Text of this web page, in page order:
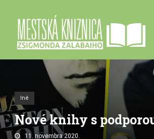
Iné
Nové knihy s
11. novembra 2020.